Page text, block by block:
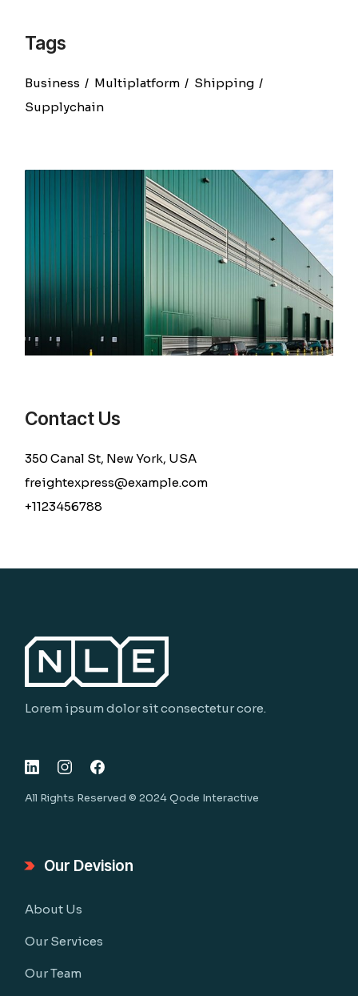
Tags
Business Multiplatform
Shipping
Supplychain
Contact Us
350 Canal St, New York, USA
freightexpress@example.com
+1123456788
Lorem ipsum dolor sit consectetur core.
All Rights Reserved © 2024Qode Interactive
Our Devision
About Us
Our Services
Our Team